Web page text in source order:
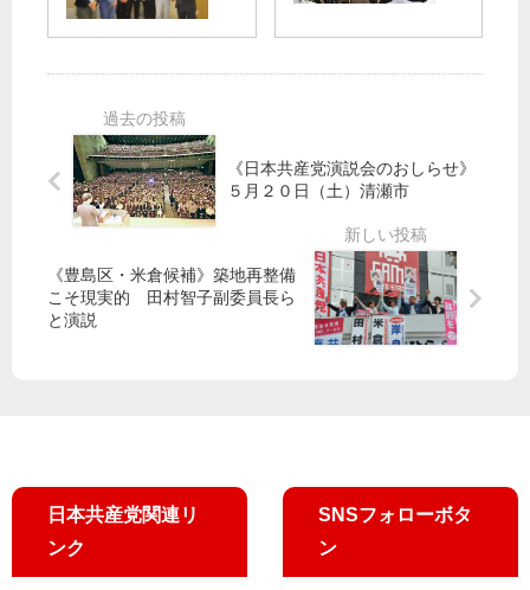
都
議
団
が
に
申
に”
る
、
地
問
題
で
産
党
入
と
で
た
た
か
北
区
《日本共産党演説会のおしらせ》
５月２０日（土）清瀬市
《豊島区・米倉候補》築地再整備
こそ現実的 田村智子副委員長ら
と演説
日本共産党関連リ
ンク
SNSフォローボタ
ン